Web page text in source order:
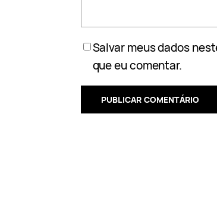
Salvar meus dados
que eu comentar.